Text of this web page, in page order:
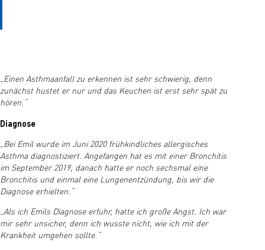
„Einen Asthmaanfall zu erkennen ist sehr schwierig, denn
zunächst hustet er nur und das Keuchen ist erst sehr spät zu
hören.“
Diagnose
„Bei Emil wurde im Juni 2020 frühkindliches allergisches
Asthma diagnostiziert. Angefangen hat es mit einer Bronchitis
im September 2019, danach hatte er noch sechsmal eine
Bronchitis und einmal eine Lungenentzündung, bis wir die
Diagnose erhielten.“
„Als ich Emils Diagnose erfuhr, hatte ich große Angst. Ich war
mir sehr unsicher, denn ich wusste nicht, wie ich mit der
Krankheit umgehen sollte.“